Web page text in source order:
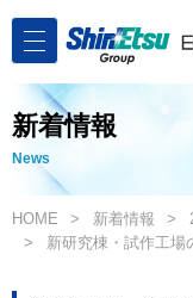
新着情報
News
HOME 新着情報
新研究棟・試作工場